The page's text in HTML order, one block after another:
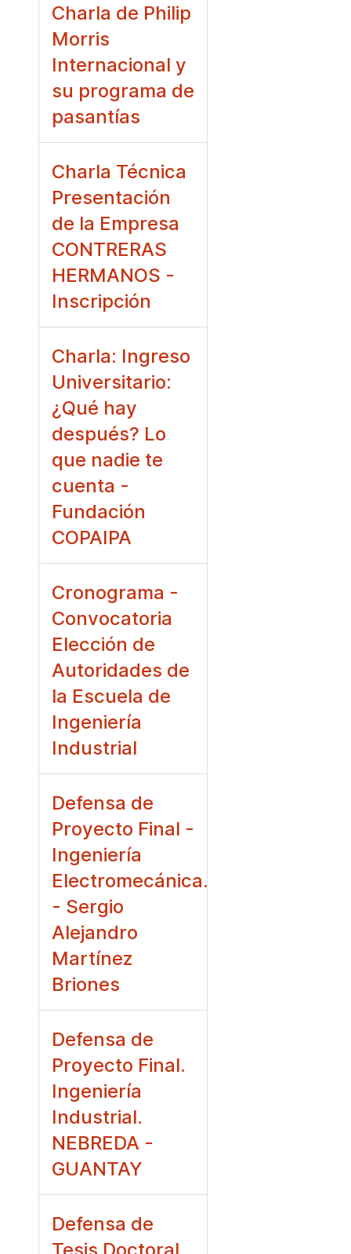
Charla de Philip
Morris
Internacional y
su programa de
pasantías
Charla Técnica
Presentación
de la Empresa
CONTRERAS
HERMANOS -
Inscripción
Charla: Ingreso
Universitario:
¿Qué hay
después? Lo
que nadie te
cuenta -
Fundación
COPAIPA
Cronograma -
Convocatoria
Elección de
Autoridades de
la Escuela de
Ingeniería
Industrial
Defensa de
Proyecto Final -
Ingeniería
Electromecánica.
- Sergio
Alejandro
Martínez
Briones
Defensa de
Proyecto Final.
Ingeniería
Industrial.
NEBREDA -
GUANTAY
Defensa de
Tesis Doctoral.